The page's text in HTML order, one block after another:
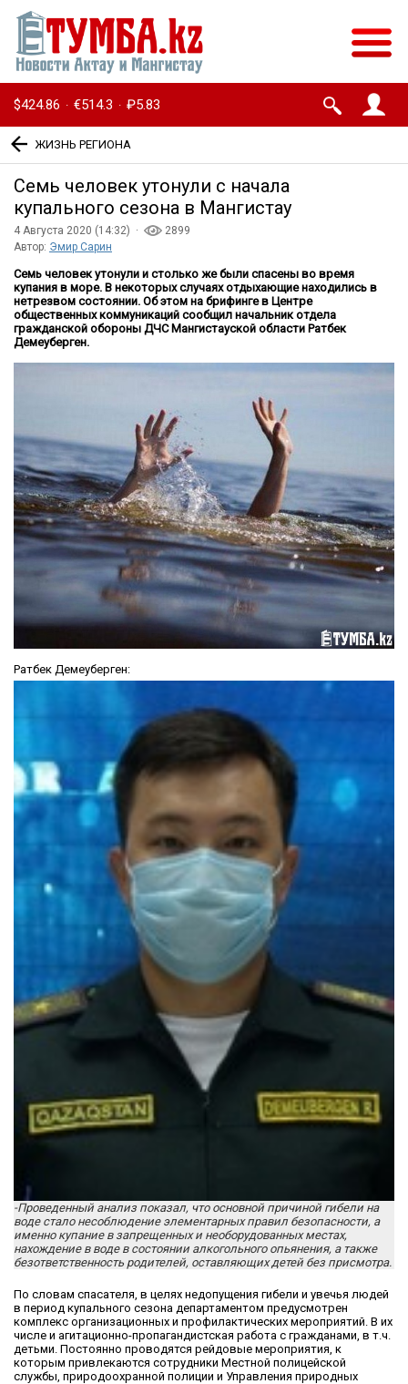
$424.86 · €514.3 · ₽5.83
ЖИЗНЬ РЕГИОНА
Семь человек утонули с начала
купального сезона в Мангистау
4 Августа 2020 (14:32) ·
2899
Автор: Эмир Сарин
Семь человек утонули и столько же были спасены во время
купания в море. В некоторых случаях отдыхающие находились в
нетрезвом состоянии. Об этом на брифинге в Центре
общественных коммуникаций сообщил начальник отдела
гражданской обороны ДЧС Мангистауской области Ратбек
Демеуберген.
Ратбек Демеуберген:
-Проведенный анализ показал, что основной причиной гибели на
воде стало несоблюдение элементарных правил безопасности, а
именно купание в запрещенных и необорудованных местах,
нахождение в воде в состоянии алкогольного опьянения, а также
безответственность родителей, оставляющих детей без присмотра.
По словам спасателя, в целях недопущения гибели и увечья людей
в период купального сезона департаментом предусмотрен
комплекс организационных и профилактических мероприятий. В их
числе и агитационно-пропагандистская работа с гражданами, в т.ч.
детьми. Постоянно проводятся рейдовые мероприятия, к
которым привлекаются сотрудники Местной полицейской
службы, природоохранной полиции и Управления природных